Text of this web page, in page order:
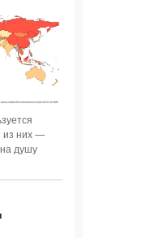
из них —
душу